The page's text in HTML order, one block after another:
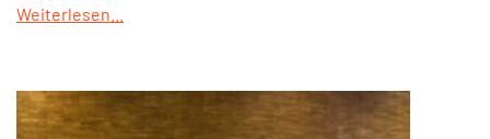
Weiterlesen...